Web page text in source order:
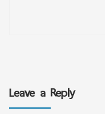
Leave a Reply